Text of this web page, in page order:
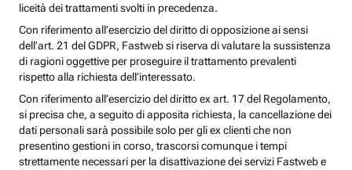
liceità dei trattamenti svolti in precedenza.
Con riferimento all’esercizio del diritto di opposizione ai sensi
dell’art. 21 del GDPR, Fastweb si riserva di valutare la sussistenza
di ragioni oggettive per proseguire il trattamento prevalenti
rispetto alla richiesta dell’interessato.
Con riferimento all’esercizio del diritto ex art. 17 del Regolamento,
si precisa che, a seguito di apposita richiesta, la cancellazione dei
dati personali sarà possibile solo per gli ex clienti che non
presentino gestioni in corso, trascorsi comunque i tempi
strettamente necessari per la disattivazione dei servizi Fastweb e